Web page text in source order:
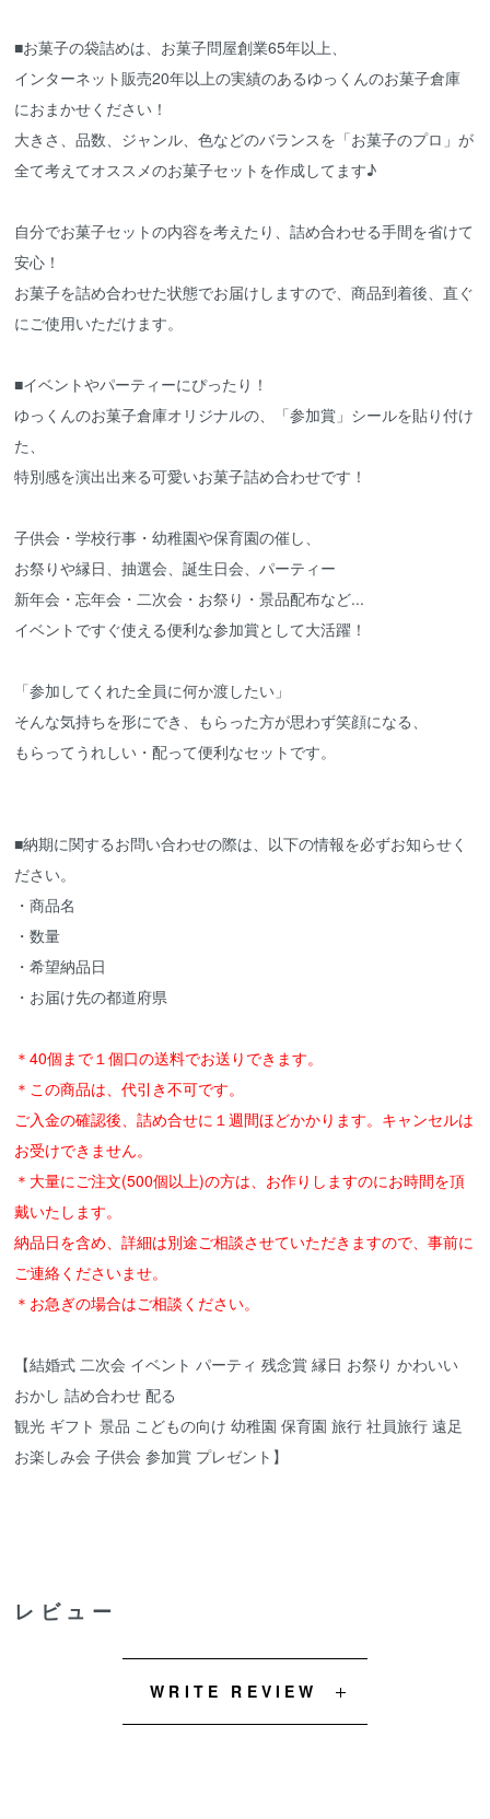
■お菓子の袋詰めは、お菓子問屋創業65年以上、
インターネット販売20年以上の実績のあるゆっくんのお菓子倉庫
におまかせください！
大きさ、品数、ジャンル、色などのバランスを「お菓子のプロ」が
全て考えてオススメのお菓子セットを作成してます♪
自分でお菓子セットの内容を考えたり、詰め合わせる手間を省けて
安心！
お菓子を詰め合わせた状態でお届けしますので、商品到着後、直ぐ
にご使用いただけます。
■イベントやパーティーにぴったり！
ゆっくんのお菓子倉庫オリジナルの、「参加賞」シールを貼り付け
た、
特別感を演出出来る可愛いお菓子詰め合わせです！
子供会・学校行事・幼稚園や保育園の催し、
お祭りや縁日、抽選会、誕生日会、パーティー
新年会・忘年会・二次会・お祭り・景品配布など...
イベントですぐ使える便利な参加賞として大活躍！
「参加してくれた全員に何か渡したい」
そんな気持ちを形にでき、もらった方が思わず笑顔になる、
もらってうれしい・配って便利なセットです。
■納期に関するお問い合わせの際は、以下の情報を必ずお知らせく
ださい。
・商品名
・数量
・希望納品日
・お届け先の都道府県
＊40個まで１個口の送料でお送りできます。
＊この商品は、代引き不可です。
ご入金の確認後、詰め合せに１週間ほどかかります。キャンセルは
お受けできません。
＊大量にご注文(500個以上)の方は、お作りしますのにお時間を頂
戴いたします。
納品日を含め、詳細は別途ご相談させていただきますので、事前に
ご連絡くださいませ。
＊お急ぎの場合はご相談ください。
【結婚式 二次会 イベント パーティ 残念賞 縁日 お祭り かわいい
おかし 詰め合わせ 配る
観光 ギフト 景品 こどもの向け 幼稚園 保育園 旅行 社員旅行 遠足
お楽しみ会 子供会 参加賞 プレゼント】
レビュー
WRITE REVIEW